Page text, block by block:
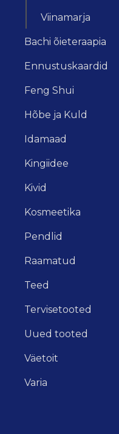
Viinamarja
Bachi õieteraapia
Ennustuskaardid
Feng Shui
Hõbe ja Kuld
Idamaad
Kingiidee
Kivid
Kosmeetika
Pendlid
Raamatud
Teed
Tervisetooted
Uued tooted
Väetoit
Varia